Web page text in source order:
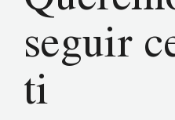
seguir
ti